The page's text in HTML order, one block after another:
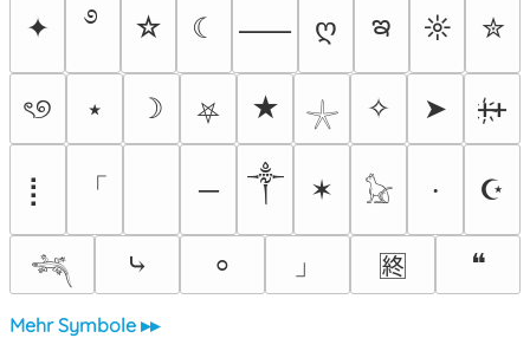
✦ ࿔ ☆ ☾ ⸺ ღ ఇ ☼ ✮
ৎ୭ ⭑ ☽ ⛧ ★ 𓇼 ✧ ➤ ᚐ҉ᚐ
⡇ 「 ─ ༒ ✶ 𓃠 ⸱ ☪
𓆈 ⤷ ⸰ 」 🈡 ❝
Mehr Symbole ▸▸